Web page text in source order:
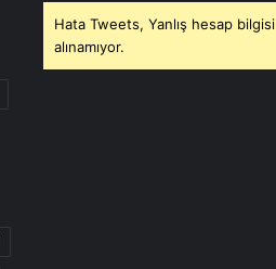
Hata Tweets, Yanlış hesap bilgisi
alınamıyor.